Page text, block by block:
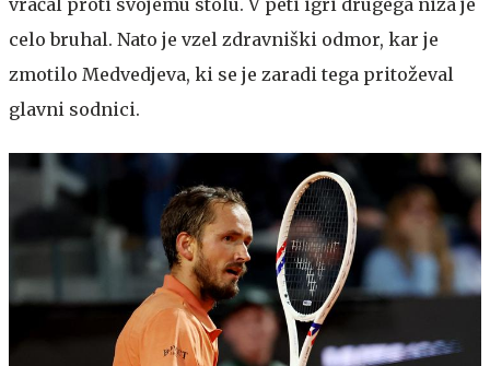
celo bruhal. Nato je vzel zdravniški odmor, kar je
zmotilo Medvedjeva, ki se je zaradi tega pritoževal
glavni sodnici.